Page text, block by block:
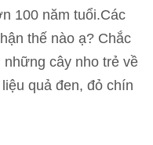
100 năm tuổi.Các
thế nào ạ? Chắc
cây nho trẻ về
quả đen, đỏ chín